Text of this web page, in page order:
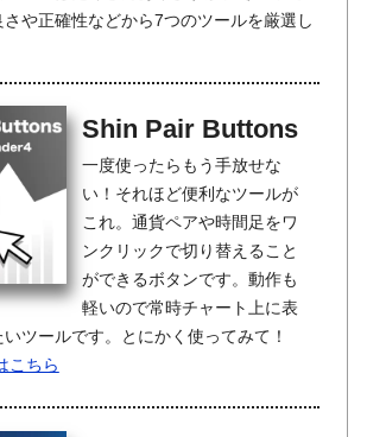
さや正確性などから7つのツールを厳選し
Shin Pair Buttons
一度使ったらもう手放せな
い！それほど便利なツールが
これ。通貨ペアや時間足をワ
ンクリックで切り替えること
ができるボタンです。動作も
軽いので常時チャート上に表
ツールです。とにかく使ってみて！
こちら